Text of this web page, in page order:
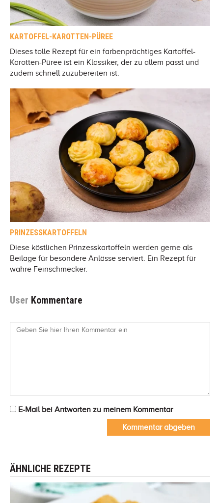
KARTOFFEL-KAROTTEN-PÜREE
Dieses tolle Rezept für ein farbenprächtiges Kartoffel-
Karotten-Püree ist ein Klassiker, der zu allem passt und
zudem schnell zuzubereiten ist.
PRINZESSKARTOFFELN
Diese köstlichen Prinzesskartoffeln werden gerne als
Beilage für besondere Anlässe serviert. Ein Rezept für
wahre Feinschmecker.
User Kommentare
E-Mail bei Antworten zu meinem Kommentar
Kommentar abgeben
ÄHNLICHE REZEPTE